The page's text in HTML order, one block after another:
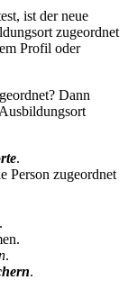
ist der neue
zugeordnet
Profil oder
Dann
.
Person zugeordnet
.
.
.